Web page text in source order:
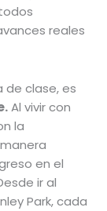
reales
de clase, es
Al vivir con
la
en el
ir al
Park, cada